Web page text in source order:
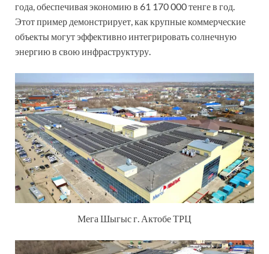
года, обеспечивая экономию в 61 170 000 тенге в год.
Этот пример демонстрирует, как крупные коммерческие
объекты могут эффективно интегрировать солнечную
энергию в свою инфраструктуру.
Мега Шыгыс г. Актобе ТРЦ